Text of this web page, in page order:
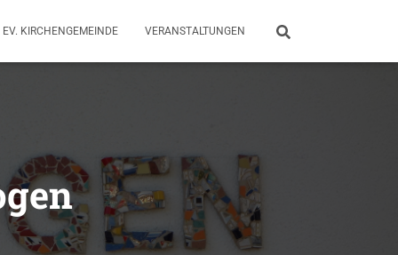
EV. KIRCHENGEMEINDE VERANSTALTUNGEN